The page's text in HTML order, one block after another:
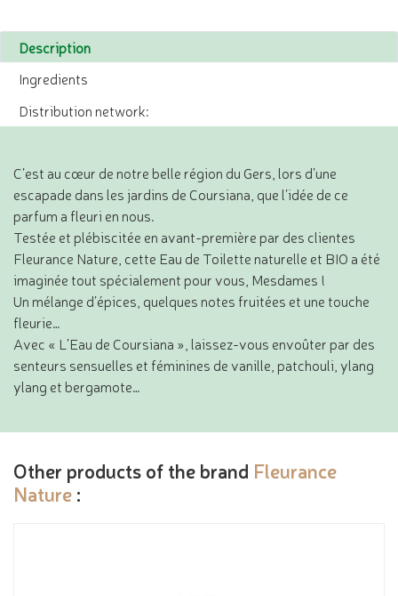
Description
Ingredients
Distribution network:
C’est au cœur de notre belle région du Gers, lors d’une
escapade dans les jardins de Coursiana, que l’idée de ce
parfum a fleuri en nous.
Testée et plébiscitée en avant-première par des clientes
Fleurance Nature, cette Eau de Toilette naturelle et BIO a été
imaginée tout spécialement pour vous, Mesdames !
Un mélange d’épices, quelques notes fruitées et une touche
fleurie…
Avec « L’Eau de Coursiana », laissez-vous envoûter par des
senteurs sensuelles et féminines de vanille, patchouli, ylang
ylang et bergamote…
Other products of the brand Fleurance
Nature :